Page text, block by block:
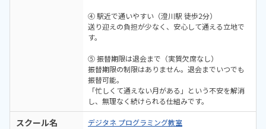
④ 駅近で通いやすい（澄川駅 徒歩2分）
送り迎えの負担が少なく、安心して通える立地で
す。
⑤ 振替期限は退会まで（実質欠席なし）
振替期限の制限はありません。退会までいつでも
振替可能。
「忙しくて通えない月がある」という不安を解消
し、無理なく続けられる仕組みです。
スクール名 デジタネ プログラミング教室